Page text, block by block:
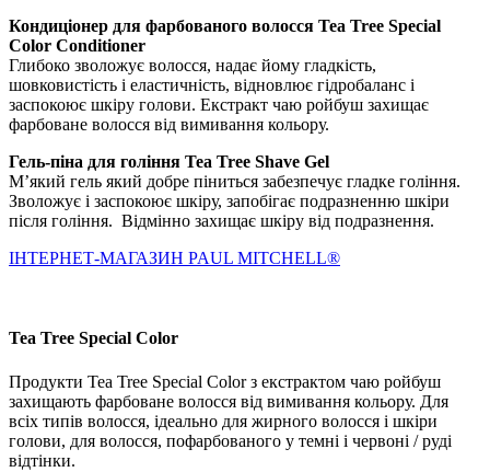
Кондиціонер для фарбованого волосся Tea Tree Special
Color Conditioner
Глибоко зволожує волосся, надає йому гладкість,
шовковистість і еластичність, відновлює гідробаланс і
заспокоює шкіру голови. Екстракт чаю ройбуш захищає
фарбоване волосся від вимивання кольору.
Гель-піна для гоління Tea Tree Shave Gel
М’який гель який добре піниться забезпечує гладке гоління.
Зволожує і заспокоює шкіру, запобігає подразненню шкіри
після гоління. Відмінно захищає шкіру від подразнення.
IНТЕРНЕТ-МАГАЗИН PAUL MITCHELL®
Tea Tree Special Color
Продукти Tea Tree Special Color з екстрактом чаю ройбуш
захищають фарбоване волосся від вимивання кольору. Для
всіх типів волосся, ідеально для жирного волосся і шкіри
голови, для волосся, пофарбованого у темні і червоні / руді
відтінки.